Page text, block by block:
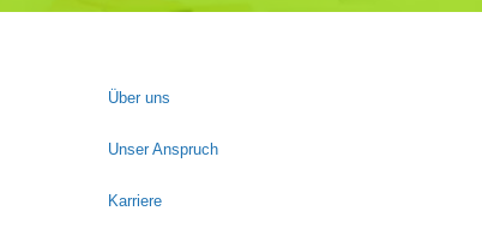
Über uns
Unser Anspruch
Karriere